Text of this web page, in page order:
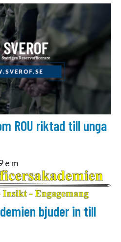
ROU riktad till unga
e m
bjuder in till